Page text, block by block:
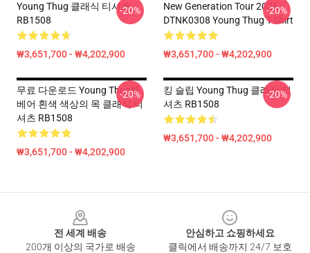
Young Thug 클래식 티셔츠
RB1508
₩3,651,700 - ₩4,202,900
-20%
New Generation Tour 2026
DTNK0308 Young Thug T-Shirt
₩3,651,700 - ₩4,202,900
-20%
무료 다운로드 Young Thug뚱
베어 흰색 색상의 목 클래식 티
셔츠 RB1508
₩3,651,700 - ₩4,202,900
-20%
킹 슬립 Young Thug 클래식 티
셔츠 RB1508
₩3,651,700 - ₩4,202,900
-20%
전 세계 배송
200개 이상의 국가로 배송
안심하고 쇼핑하세요
클릭에서 배송까지 24/7 보호